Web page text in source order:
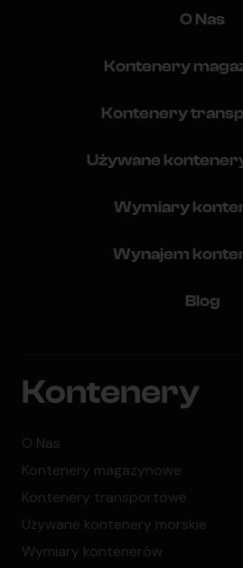
O Nas
Kontenery
Kontenery
Używane
Wymiary
Wynajem
Blog
Kontenery
O Nas
Kontenery magazynowe
Kontenery transportowe
Używane kontenery morskie
Wymiary kontenerów